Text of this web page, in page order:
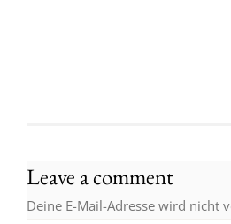
Leave a comment
Deine E-Mail-Adresse wird nicht